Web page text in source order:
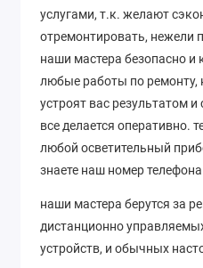
услугами, т.к. желают
отремонтировать, нежели
наши мастера безопасно и
любые работы по ремонту,
устроят вас результатом
все делается оперативно.
любой осветительный
знаете наш номер
наши мастера берутся за
дистанционно
устройств, и обычных